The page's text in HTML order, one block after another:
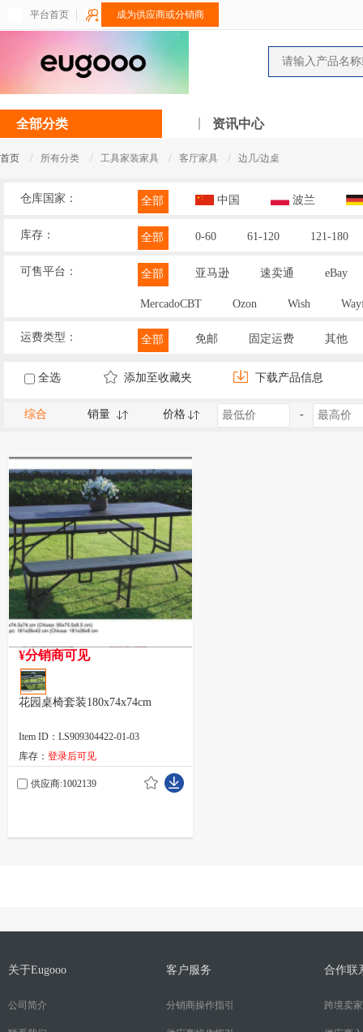
平台首页 成为供应商或分销商
全部分类 资讯中心
首页 / 所有分类 / 工具家装家具 / 客厅家具 / 边几/边桌
仓库国家： 全部 中国 波兰
库存： 全部 0-60 61-120 121-180
可售平台： 全部 亚马逊 速卖通 eBay
MercadoCBT Ozon Wish
运费类型： 全部 免邮 固定运费 其他
全选 添加至收藏夹 下载产品信息
综合 销量 价格 -
¥分销商可见
花园桌椅套装180x74x74cm
Item ID：LS909304422-01-03
库存： 登录后可见
供应商:1002139
关于Eugooo
公司简介
客户服务
分销商操作指引
合作联
跨境卖